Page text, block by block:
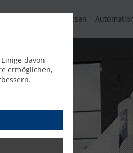
Abkantpressen
davon
ermöglichen,